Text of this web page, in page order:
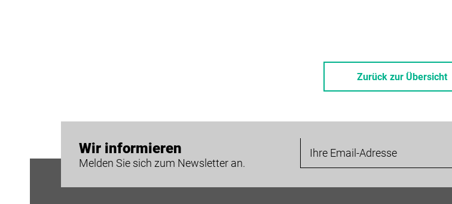
Zurück zur Übersicht
Wir informieren
Melden Sie sich zum Newsletter an.